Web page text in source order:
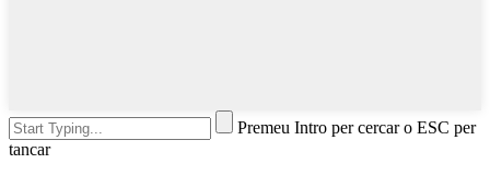
Premeu Intro per cercar o ESC per
tancar